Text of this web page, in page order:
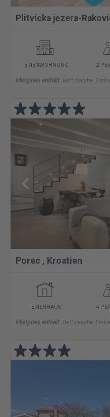
Plitvicka jezera-
FERIENWOHNUNG 2
Mietpreis enthält: Bettwäsche,
Porec , Kroatien
FERIENHAUS 4
Mietpreis enthält: Bettwäsche,